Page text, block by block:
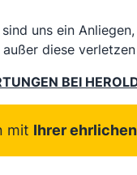
uns ein
diese
BEI
mit Ihrer